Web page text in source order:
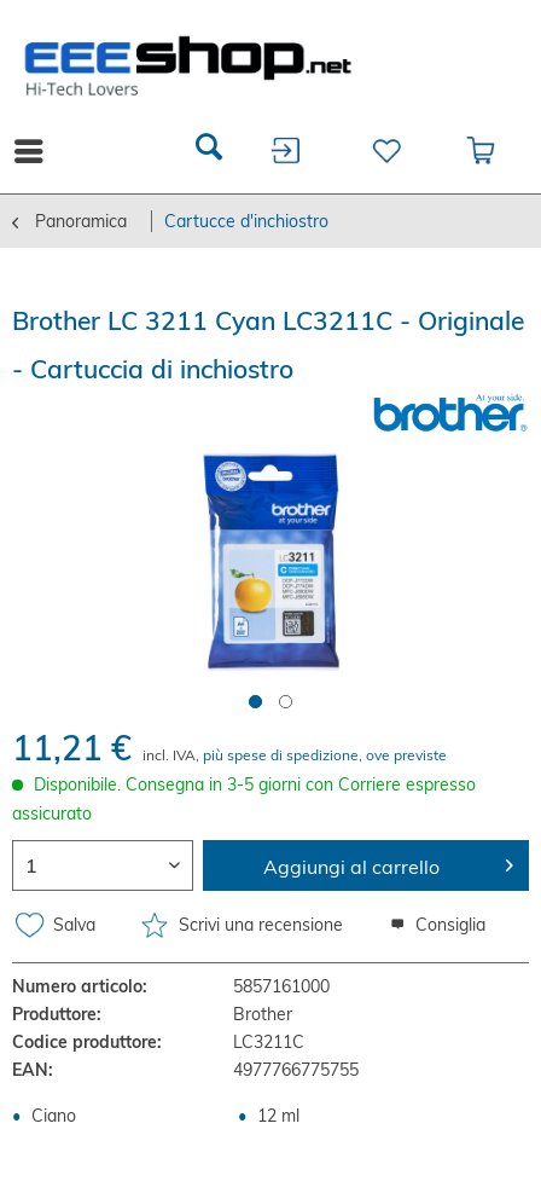
Panoramica Cartucce d'inchiostro
Brother LC 3211 Cyan LC3211C - Originale
- Cartuccia di inchiostro
11,21 € incl. IVA, più spese di spedizione, ove previste
Disponibile. Consegna in 3-5 giorni con Corriere espresso
assicurato
Aggiungi al carrello
Salva Scrivi una recensione Consiglia
Numero articolo:
5857161000
Produttore:
Brother
Codice produttore:
LC3211C
EAN:
4977766775755
Ciano 12 ml